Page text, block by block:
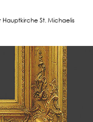
St. Michaelis